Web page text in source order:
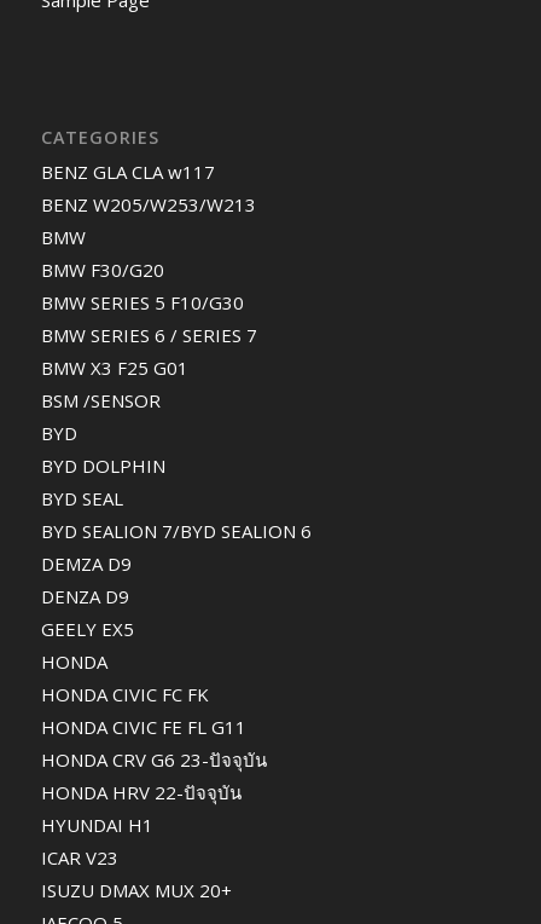
CATEGORIES
BENZ GLA CLA w117
BENZ W205/W253/W213
BMW
BMW F30/G20
BMW SERIES 5 F10/G30
BMW SERIES 6 / SERIES 7
BMW X3 F25 G01
BSM /SENSOR
BYD
BYD DOLPHIN
BYD SEAL
BYD SEALION 7/BYD SEALION 6
DEMZA D9
DENZA D9
GEELY EX5
HONDA
HONDA CIVIC FC FK
HONDA CIVIC FE FL G11
HONDA CRV G6 23-ปัจจุบัน
HONDA HRV 22-ปัจจุบัน
HYUNDAI H1
ICAR V23
ISUZU DMAX MUX 20+